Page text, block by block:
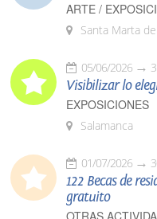
ARTE /
Santa Marta
05/06/2026
Visibilizar lo
EXPOSICIONES
Salamanca
01/07/2026
122 Becas de
gratuito
OTRAS